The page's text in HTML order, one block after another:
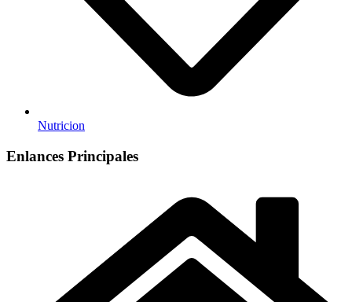
Nutricion
Enlances Principales